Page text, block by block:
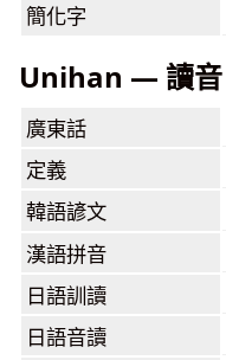
簡化字
Unihan — 讀音
廣東話
定義
韓語諺文
漢語拼音
日語訓讀
日語音讀